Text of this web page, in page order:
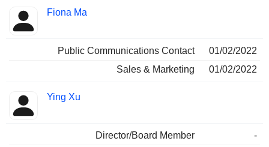
Fiona Ma
Public Communications Contact
01/02/2022
Sales & Marketing
01/02/2022
Ying Xu
Director/Board Member
-